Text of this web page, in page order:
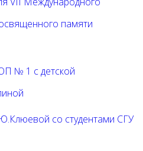
памяти
№ 1 с детской
со студентами СГУ